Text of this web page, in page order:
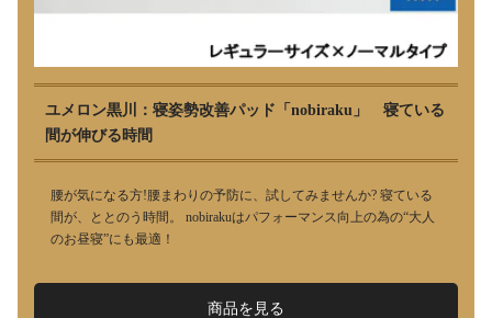
ユメロン黒川：寝姿勢改善パッド「nobiraku」 寝ている
間が伸びる時間
腰が気になる方!腰まわりの予防に、試してみませんか? 寝ている
間が、ととのう時間。 nobirakuはパフォーマンス向上の為の“大人
のお昼寝”にも最適！
商品を見る